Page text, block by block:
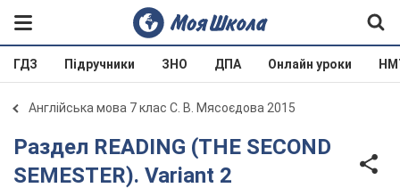
ГДЗ Підручники ЗНО ДПА Онлайн уроки
Англійська мова 7 клас С. В. Мясоєдова 2015
Раздел READING (THE SECOND
SEMESTER). Variant 2